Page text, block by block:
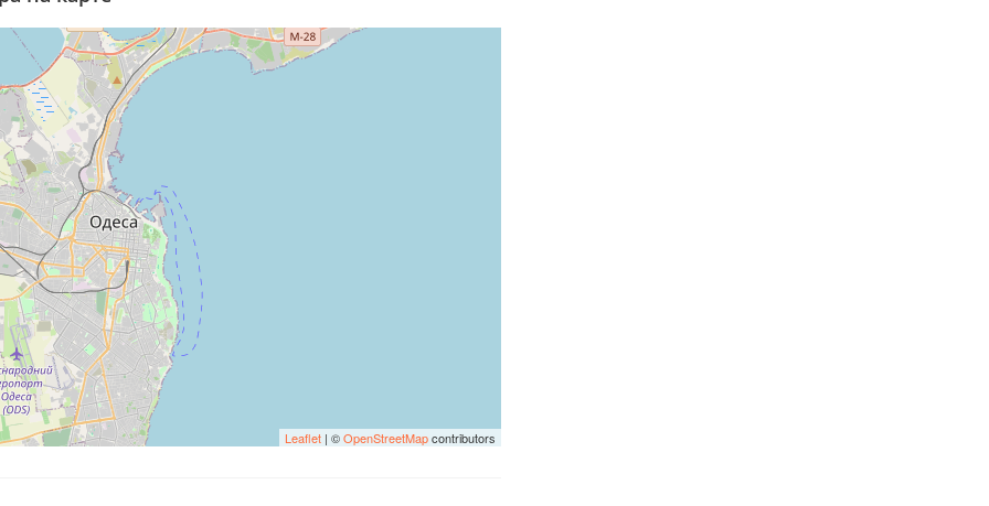
Leaflet | ©OpenStreetMapcontributors